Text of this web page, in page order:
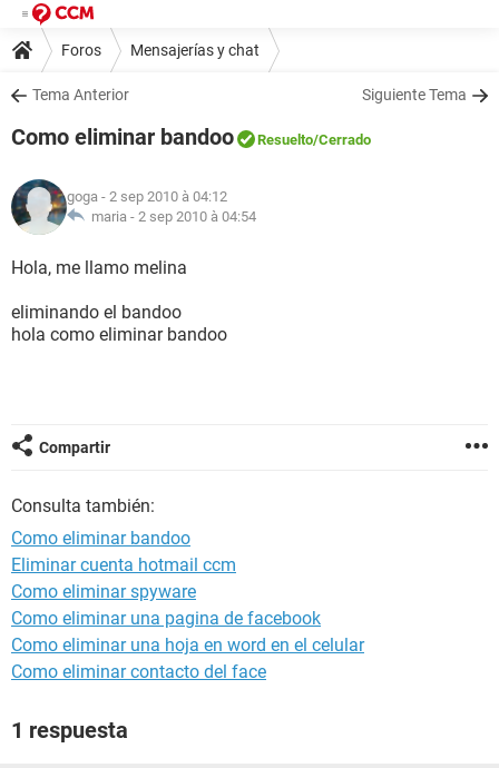
Foros Mensajerías y chat
Tema Anterior Siguiente Tema
Como eliminar bandoo Resuelto/Cerrado
goga - 2 sep 2010 à 04:12
maria - 2 sep 2010 à 04:54
Hola, me llamo melina
eliminando el bandoo
hola como eliminar bandoo
Compartir
Consulta también:
Como eliminar bandoo
Eliminar cuenta hotmail ccm
Como eliminar spyware
Como eliminar una pagina de facebook
Como eliminar una hoja en word en el celular
Como eliminar contacto del face
1 respuesta